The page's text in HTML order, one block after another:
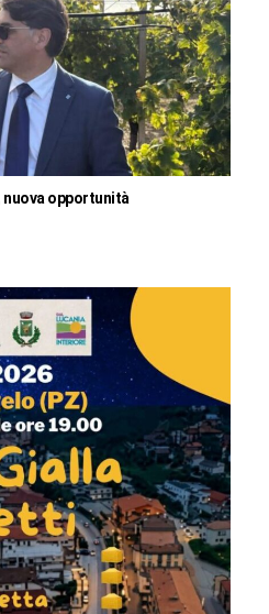
opportunità